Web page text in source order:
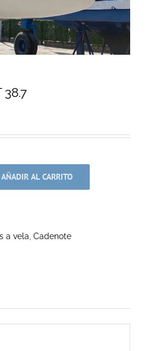
38.7
AÑADIR AL CARRITO
a vela Cadenote